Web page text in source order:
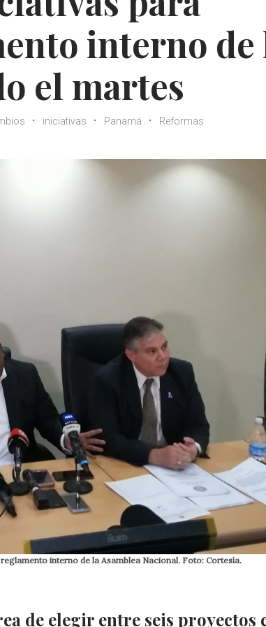
interno de
el martes
iniciativas Panamá
Reformas
interno de la Asamblea Nacional. Foto: Cortesía.
de elegir entre seis proyectos